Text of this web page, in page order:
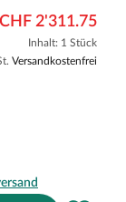
CHF 2'311.75
Inhalt: 1 Stück
Versandkostenfrei